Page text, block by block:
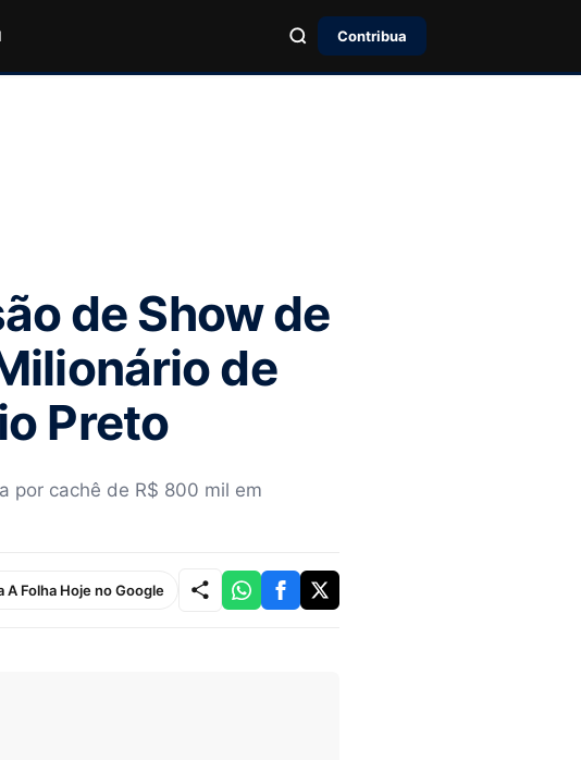
Contribua
de Show de
de
Preto
por cachê de R$ 800 mil em
A Folha Hoje no Google